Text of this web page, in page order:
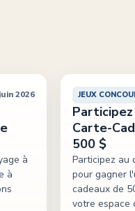
2026
à
à
JEUX
Carte-
500 $
Participez au
pour gagner
cadeaux de
votre espace